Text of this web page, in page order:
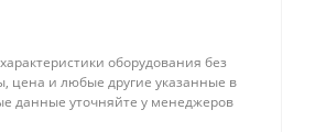
оборудования без
цена и любые другие указанные в
данные уточняйте у менеджеров